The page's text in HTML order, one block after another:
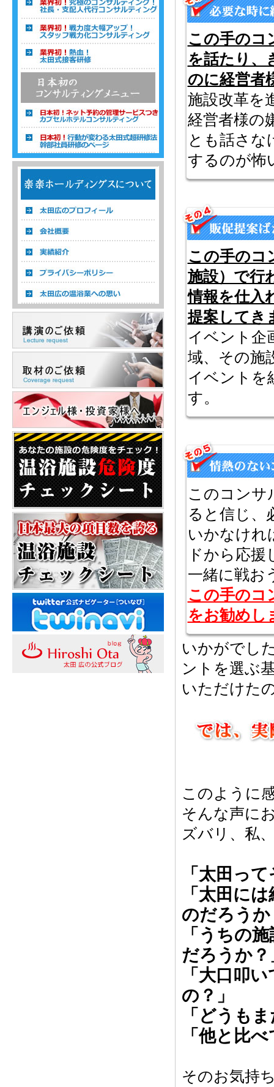
ールディングス
この手のコ
を話たり、
のに経営者
施設改革を
経営者様の
とも話さな
するのが怖
この手のコ
施設）で行
情報を仕入
提案してき
イベント企
域、その施
イベントを
す。
このコンサ
ると信じ、
いかなけれ
ドから応
一緒に戦お
この手のコ
をお勧めし
いかがでし
ントを選ぶ
いただけた
このように
そんな声に
ズバリ、私
「太田っ
「太田に
のだろうか
「うちの
だろうか？
「大口叩
の？」
「どうも
「他と比
そのお気持